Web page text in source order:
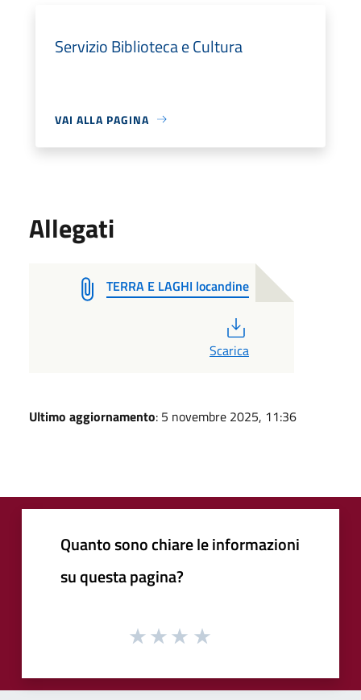
Servizio Biblioteca e Cultura
VAI ALLA PAGINA
Allegati
TERRA E LAGHI locandine
Scarica
Ultimo aggiornamento: 5 novembre 2025, 11:36
Quanto sono chiare le informazioni
su questa pagina?